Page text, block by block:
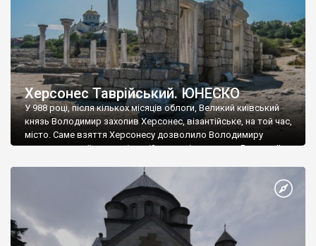
Херсонес Таврійський. ЮНЕСКО
У 988 році, після кількох місяців облоги, Великий київський
князь Володимир захопив Херсонес, візантійське, на той час,
місто. Саме взяття Херсонесу дозволило Володимиру
диктувати свої умови візантійському імператору Василю ІІ, та
Херсонесі Володимир-язичник, став Василем-християнином.
А потім було Хрещення Русі. На честь Херсонесу Таврійського